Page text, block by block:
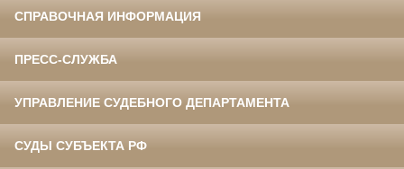
СПРАВОЧНАЯ ИНФОРМАЦИЯ
ПРЕСС-СЛУЖБА
УПРАВЛЕНИЕ СУДЕБНОГО ДЕПАРТАМЕНТА
СУДЫ СУБЪЕКТА РФ